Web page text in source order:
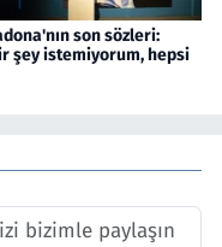
son sözleri:
şey istemiyorum, hepsi